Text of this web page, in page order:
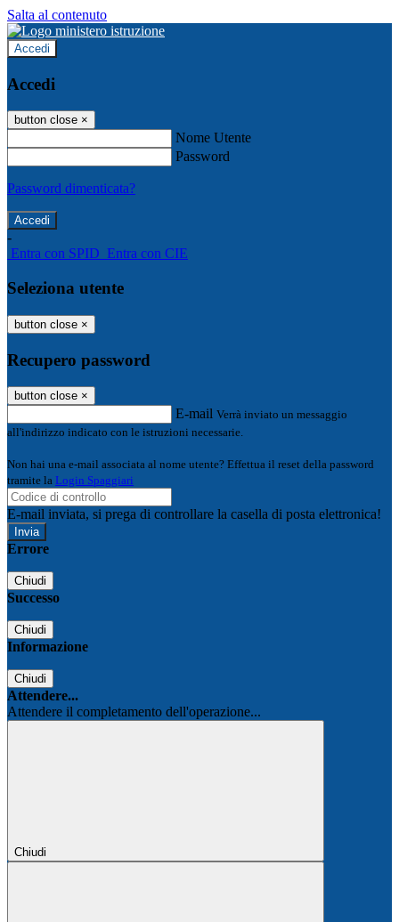
Salta al contenuto
Accedi
Accedi
button close ×
Nome Utente
Password
Password dimenticata?
-
Entra con SPID Entra con CIE
Seleziona utente
button close ×
Recupero password
button close ×
E-mail Verrà inviato un messaggio
all'indirizzo indicato con le istruzioni necessarie.
Non hai una e-mail associata al nome utente? Effettua il reset della password
tramite la Login Spaggiari
E-mail inviata, si prega di controllare la casella di posta elettronica!
Errore
Chiudi
Successo
Chiudi
Informazione
Chiudi
Attendere...
Attendere il completamento dell'operazione...
Chiudi